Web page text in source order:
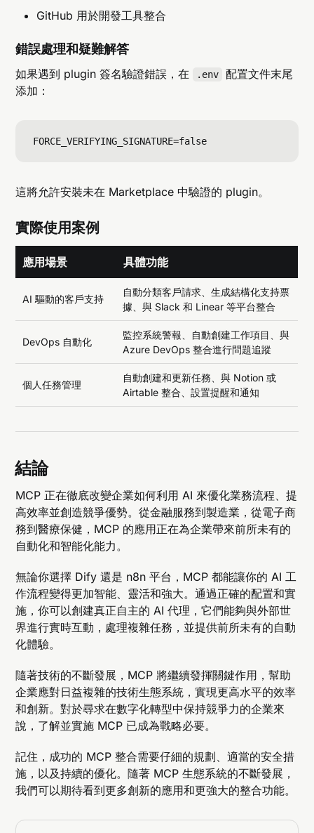
GitHub 用於開發工具整合
錯誤處理和疑難解答
如果遇到 plugin 簽名驗證錯誤，在 .env
配置文件末尾
添加：
這將允許安裝未在 Marketplace 中驗證的 plugin。
實際使用案例
應用場景 具體功能
AI 驅動的客戶支持
自動分類客戶請求、生成結構化支持票
據、與 Slack 和 Linear 等平台整合
DevOps 自動化
監控系統警報、自動創建工作項目、與
Azure DevOps 整合進行問題追蹤
個人任務管理
自動創建和更新任務、與 Notion 或
Airtable 整合、設置提醒和通知
結論
MCP 正在徹底改變企業如何利用 AI 來優化業務流程、提
高效率並創造競爭優勢。從金融服務到製造業，從電子商
務到醫療保健，MCP 的應用正在為企業帶來前所未有的
自動化和智能化能力。
無論你選擇 Dify 還是 n8n 平台，MCP 都能讓你的 AI 工
作流程變得更加智能、靈活和強大。通過正確的配置和實
施，你可以創建真正自主的 AI 代理，它們能夠與外部世
界進行實時互動，處理複雜任務，並提供前所未有的自動
化體驗。
隨著技術的不斷發展，MCP 將繼續發揮關鍵作用，幫助
企業應對日益複雜的技術生態系統，實現更高水平的效率
和創新。對於尋求在數字化轉型中保持競爭力的企業來
說，了解並實施 MCP 已成為戰略必要。
記住，成功的 MCP 整合需要仔細的規劃、適當的安全措
施，以及持續的優化。隨著 MCP 生態系統的不斷發展，
我們可以期待看到更多創新的應用和更強大的整合功能。